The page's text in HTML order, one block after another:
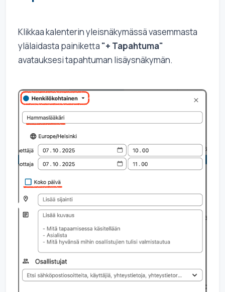
Klikkaa kalenterin yleisnäkymässä vasemmasta
ylälaidasta painiketta "+ Tapahtuma"
avatauksesi tapahtuman lisäysnäkymän.